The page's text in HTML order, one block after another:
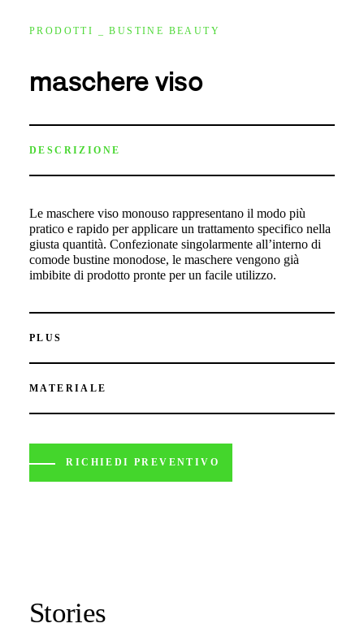
PRODOTTI _ BUSTINE BEAUTY
maschere viso
DESCRIZIONE
Le maschere viso monouso rappresentano il modo più
pratico e rapido per applicare un trattamento specifico nella
giusta quantità. Confezionate singolarmente all’interno di
comode bustine monodose, le maschere vengono già
imbibite di prodotto pronte per un facile utilizzo.
PLUS
MATERIALE
RICHIEDI PREVENTIVO
Stories